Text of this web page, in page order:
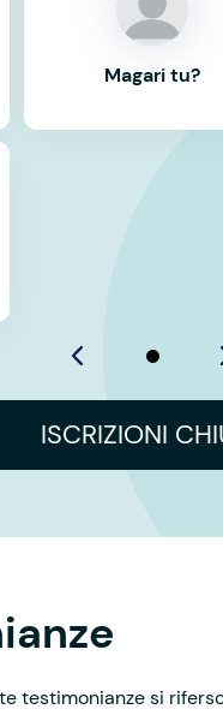
Magari tu?
ISCRIZIONI
testimonianze si